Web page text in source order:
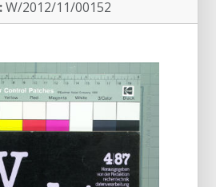
W/2012/11/00152